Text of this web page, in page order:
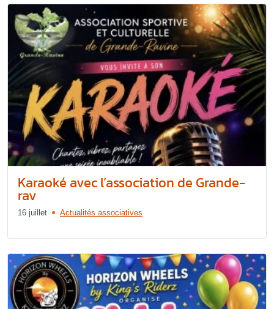
Karaoké avec l’association de Grande-
rav
16 juillet Actualités associatives